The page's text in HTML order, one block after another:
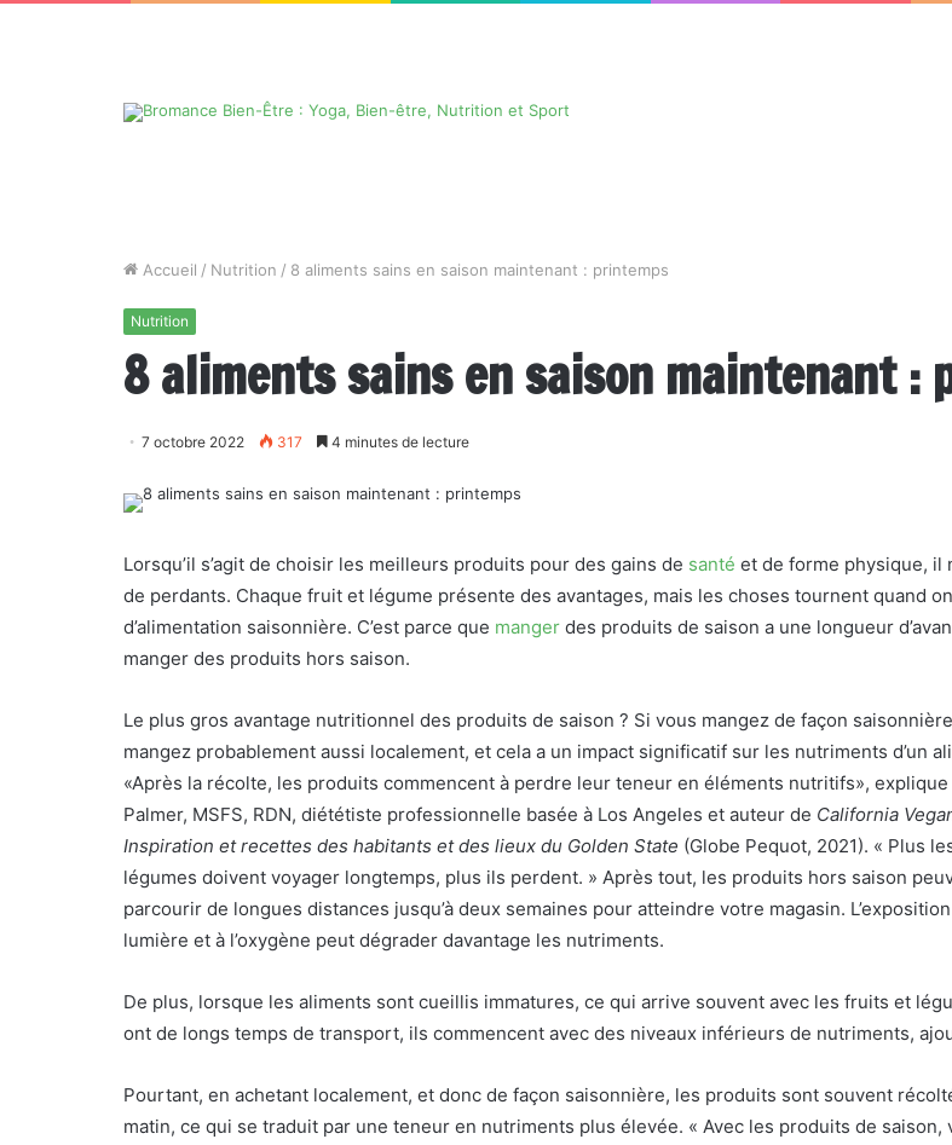
Accueil / Nutrition / 8 aliments sains en saison maintenant : printemps
Nutrition
8 aliments sains en saison maintenant :
7 octobre 2022 317 4 minutes de lecture
Lorsqu’il s’agit de choisir les meilleurs produits pour des gains de santé et de forme physique, il
de perdants. Chaque fruit et légume présente des avantages, mais les choses tournent quand
d’alimentation saisonnière. C’est parce que manger des produits de saison a une longueur
manger des produits hors saison.
Le plus gros avantage nutritionnel des produits de saison ? Si vous mangez de façon
mangez probablement aussi localement, et cela a un impact significatif sur les nutriments d’un
«Après la récolte, les produits commencent à perdre leur teneur en éléments nutritifs», explique
Palmer, MSFS, RDN, diététiste professionnelle basée à Los Angeles et auteur de California
Inspiration et recettes des habitants et des lieux du Golden State (Globe Pequot, 2021). « Plus
légumes doivent voyager longtemps, plus ils perdent. » Après tout, les produits hors saison
parcourir de longues distances jusqu’à deux semaines pour atteindre votre magasin.
lumière et à l’oxygène peut dégrader davantage les nutriments.
De plus, lorsque les aliments sont cueillis immatures, ce qui arrive souvent avec les fruits et
ont de longs temps de transport, ils commencent avec des niveaux inférieurs de nutriments,
Pourtant, en achetant localement, et donc de façon saisonnière, les produits sont souvent
matin, ce qui se traduit par une teneur en nutriments plus élevée. « Avec les produits de saison,